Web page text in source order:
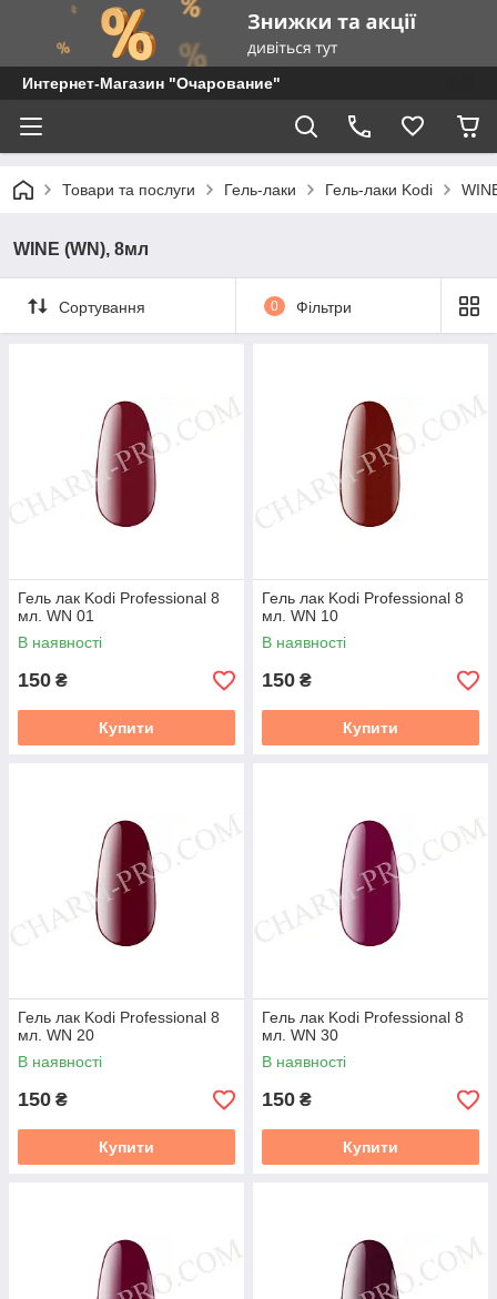
Интернет-Магазин "Очарование"
Товари та послуги Гель-лаки Гель-лаки Kodi
WINE (WN), 8мл
Сортування 0 Фільтри
Гель лак Kodi Professional 8
мл. WN 01
В наявності
150 ₴
Купити
Гель лак Kodi Professional 8
мл. WN 10
В наявності
150 ₴
Купити
Гель лак Kodi Professional 8
мл. WN 20
В наявності
150 ₴
Купити
Гель лак Kodi Professional 8
мл. WN 30
В наявності
150 ₴
Купити